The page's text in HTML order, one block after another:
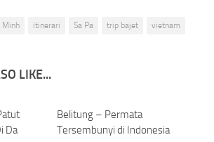
Minh itinerari Sa Pa trip bajet vietnam
LIKE...
Da
Belitung – Permata
Tersembunyi di Indonesia